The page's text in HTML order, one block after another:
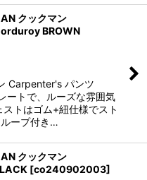
クックマン
BROWN
Carpenter's パンツ
ートで、ルーズな雰囲気
トはゴム+紐仕様でスト
ープ付き…
クックマン
[co240902003]